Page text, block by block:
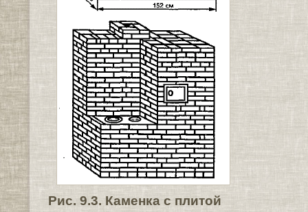
Рис. 9.3. Каменка с плитой